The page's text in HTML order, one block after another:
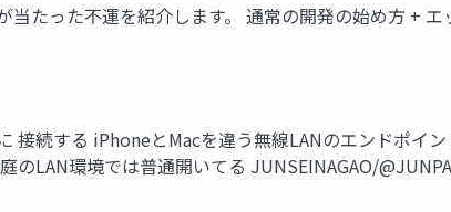
たった不運を紹介します。 通常の開発の始め方 +
接続する iPhoneとMacを違う無線LANのエンドポイ
のLAN環境では普通開いてる JUNSEINAGAO/